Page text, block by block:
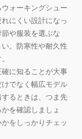
ォーキングシュー
にくい設計になっ
や服装を選ぶな
。防寒性や耐久性
に知ることが大事
でなく幅広モデル
るときは、つま先
を確認しましょ
をしっかりチェッ